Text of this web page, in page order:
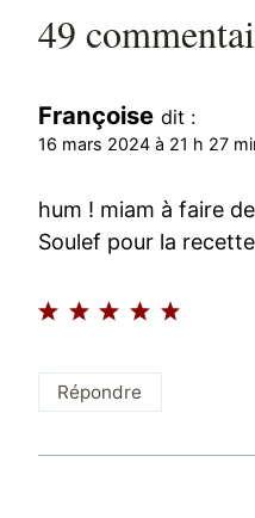
49
Françoise dit :
16 mars 2024 à 21 h 27
hum ! miam à faire
Soulef pour la
Répondre